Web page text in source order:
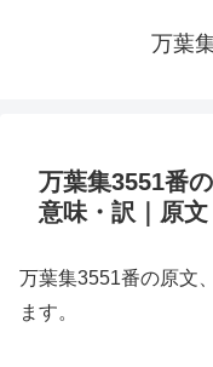
万葉
万葉集3551番
意味・訳｜原文
万葉集3551番の原文
ます。